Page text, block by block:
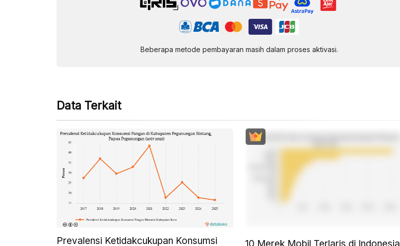
Beberapa metode pembayaran masih dalam proses aktivasi.
Data Terkait
Prevalensi Ketidakcukupan Konsumsi
10 Merek Mobil Terlaris di Indonesia